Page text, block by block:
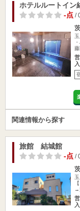
ホテルルートイン
-点/
関連情報から探す
旅館 結城館
-点/
→